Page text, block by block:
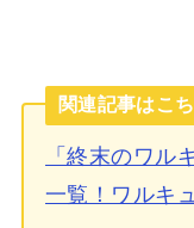
関連記事はこ
「終末のワル
一覧！ワルキ